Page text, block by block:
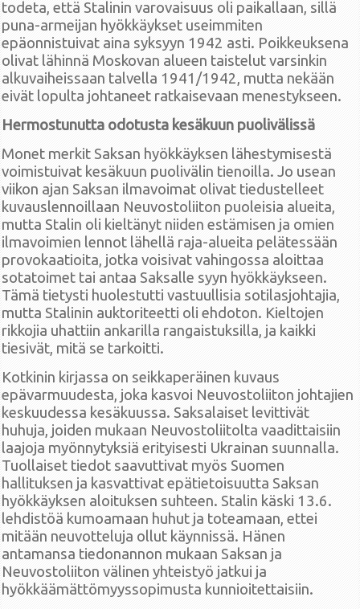
todeta, että Stalinin varovaisuus oli paikallaan, sillä
puna-armeijan hyökkäykset useimmiten
epäonnistuivat aina syksyyn 1942 asti. Poikkeuksena
olivat lähinnä Moskovan alueen taistelut varsinkin
alkuvaiheissaan talvella 1941/1942, mutta nekään
eivät lopulta johtaneet ratkaisevaan menestykseen.
Hermostunutta odotusta kesäkuun puolivälissä
Monet merkit Saksan hyökkäyksen lähestymisestä
voimistuivat kesäkuun puolivälin tienoilla. Jo usean
viikon ajan Saksan ilmavoimat olivat tiedustelleet
kuvauslennoillaan Neuvostoliiton puoleisia alueita,
mutta Stalin oli kieltänyt niiden estämisen ja omien
ilmavoimien lennot lähellä raja-alueita pelätessään
provokaatioita, jotka voisivat vahingossa aloittaa
sotatoimet tai antaa Saksalle syyn hyökkäykseen.
Tämä tietysti huolestutti vastuullisia sotilasjohtajia,
mutta Stalinin auktoriteetti oli ehdoton. Kieltojen
rikkojia uhattiin ankarilla rangaistuksilla, ja kaikki
tiesivät, mitä se tarkoitti.
Kotkinin kirjassa on seikkaperäinen kuvaus
epävarmuudesta, joka kasvoi Neuvostoliiton johtajien
keskuudessa kesäkuussa. Saksalaiset levittivät
huhuja, joiden mukaan Neuvostoliitolta vaadittaisiin
laajoja myönnytyksiä erityisesti Ukrainan suunnalla.
Tuollaiset tiedot saavuttivat myös Suomen
hallituksen ja kasvattivat epätietoisuutta Saksan
hyökkäyksen aloituksen suhteen. Stalin käski 13.6.
lehdistöä kumoamaan huhut ja toteamaan, ettei
mitään neuvotteluja ollut käynnissä. Hänen
antamansa tiedonannon mukaan Saksan ja
Neuvostoliiton välinen yhteistyö jatkui ja
hyökkäämättömyyssopimusta kunnioitettaisiin.